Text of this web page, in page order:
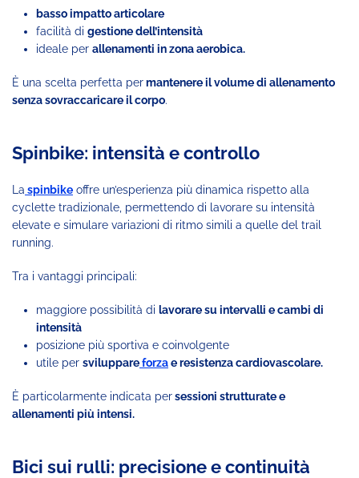
basso impatto articolare
facilità di gestione dell’intensità
ideale per allenamenti in zona aerobica.
È una scelta perfetta permantenere il volume di allenamento
senza sovraccaricare il corpo.
Spinbike: intensità e controllo
La spinbike offre un’esperienza più dinamica rispetto alla
cyclette tradizionale, permettendo di lavorare su intensità
elevate e simulare variazioni di ritmo simili a quelle del trail
running.
Tra i vantaggi principali:
maggiore possibilità di lavorare su intervalli e cambi di
intensità
posizione più sportiva e coinvolgente
utile per sviluppareforzae resistenza cardiovascolare.
È particolarmente indicata persessioni strutturate e
allenamenti più intensi.
Bici sui rulli: precisione e continuità